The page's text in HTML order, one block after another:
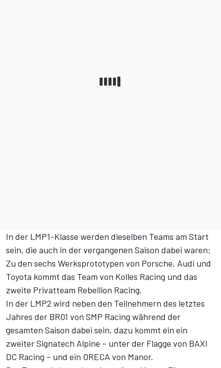
In der LMP1-Klasse werden dieselben Teams am Start
sein, die auch in der vergangenen Saison dabei waren:
Zu den sechs Werksprototypen von Porsche, Audi und
Toyota kommt das Team von Kolles Racing und das
zweite Privatteam Rebellion Racing.
In der LMP2 wird neben den Teilnehmern des letztes
Jahres der BR01 von SMP Racing während der
gesamten Saison dabei sein, dazu kommt ein ein
zweiter Signatech Alpine – unter der Flagge von BAXI
DC Racing – und ein ORECA von Manor.